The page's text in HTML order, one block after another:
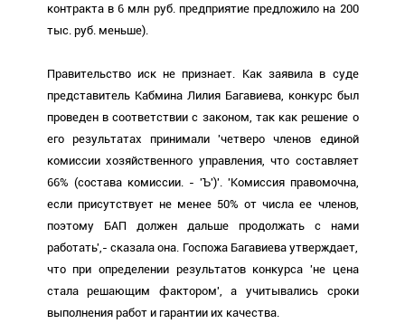
контракта в 6 млн руб. предприятие предложило на 200
тыс. руб. меньше).
Правительство иск не признает. Как заявила в суде
представитель Кабмина Лилия Багавиева, конкурс был
проведен в соответствии с законом, так как решение о
его результатах принимали 'четверо членов единой
комиссии хозяйственного управления, что составляет
66% (состава комиссии. - 'Ъ')'. 'Комиссия правомочна,
если присутствует не менее 50% от числа ее членов,
поэтому БАП должен дальше продолжать с нами
работать',- сказала она. Госпожа Багавиева утверждает,
что при определении результатов конкурса 'не цена
стала решающим фактором', а учитывались сроки
выполнения работ и гарантии их качества.